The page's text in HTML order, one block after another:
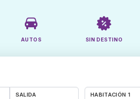
AUTOS SIN DESTINO
SALIDA HABITACIÓN 1